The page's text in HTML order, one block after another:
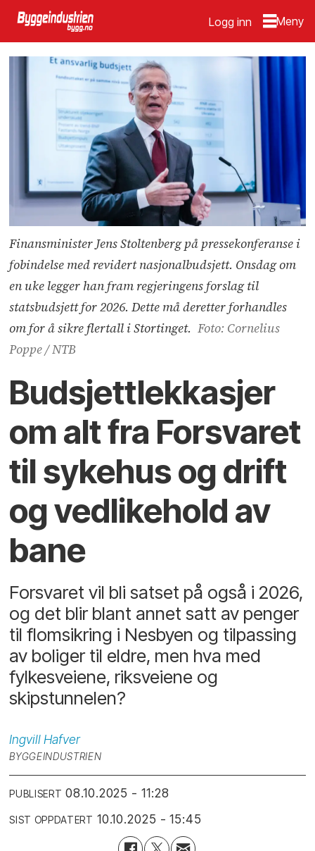
Logg inn
Finansminister Jens Stoltenberg på pressekonferanse i
fobindelse med revidert nasjonalbudsjett. Onsdag om
en uke legger han fram regjeringens forslag til
statsbudsjett for 2026. Dette må deretter forhandles
om for å sikre flertall i Stortinget. Foto: Cornelius
Poppe / NTB
Budsjettlekkasjer
om alt fra Forsvaret
til sykehus og drift
og vedlikehold av
bane
Forsvaret vil bli satset på også i 2026,
og det blir blant annet satt av penger
til flomsikring i Nesbyen og tilpassing
av boliger til eldre, men hva med
fylkesveiene, riksveiene og
skipstunnelen?
Ingvill Hafver
BYGGEINDUSTRIEN
PUBLISERT 08.10.2025 - 11:28
SIST OPPDATERT 10.10.2025 - 15:45